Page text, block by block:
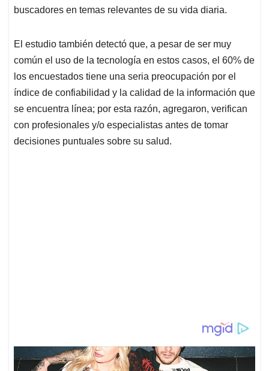
buscadores en temas relevantes de su vida diaria.
El estudio también detectó que, a pesar de ser muy
común el uso de la tecnología en estos casos, el 60% de
los encuestados tiene una seria preocupación por el
índice de confiabilidad y la calidad de la información que
se encuentra línea; por esta razón, agregaron, verifican
con profesionales y/o especialistas antes de tomar
decisiones puntuales sobre su salud.